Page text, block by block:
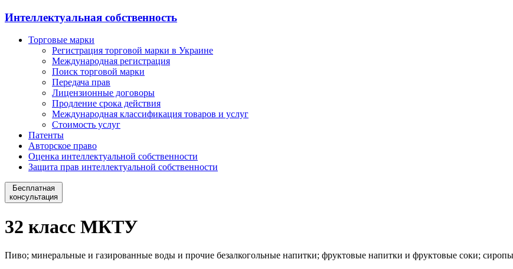
Интеллектуальная собственность
Торговые марки
Регистрация торговой марки в Украине
Международная регистрация
Поиск торговой марки
Передача прав
Лицензионные договоры
Продление срока действия
Международная классификация товаров и услуг
Стоимость услуг
Патенты
Авторское право
Оценка интеллектуальной собственности
Защита прав интеллектуальной собственности
Бесплатная
консультация
32 класс МКТУ
Пиво; минеральные и газированные воды и прочие безалкогольные напитки; фруктовые напитки и фруктовые соки;